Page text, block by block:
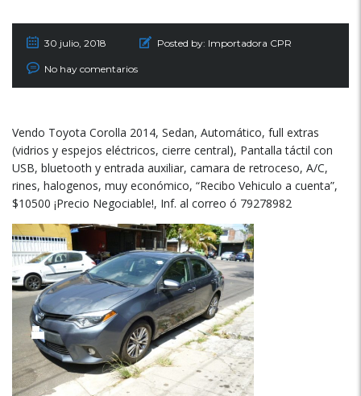
30 julio, 2018 Posted by: Importadora CPR
No hay comentarios
Vendo Toyota Corolla 2014, Sedan, Automático, full extras
(vidrios y espejos eléctricos, cierre central), Pantalla táctil con
USB, bluetooth y entrada auxiliar, camara de retroceso, A/C,
rines, halogenos, muy económico, “Recibo Vehiculo a cuenta”,
$10500 ¡Precio Negociable!, Inf. al correo ó 79278982